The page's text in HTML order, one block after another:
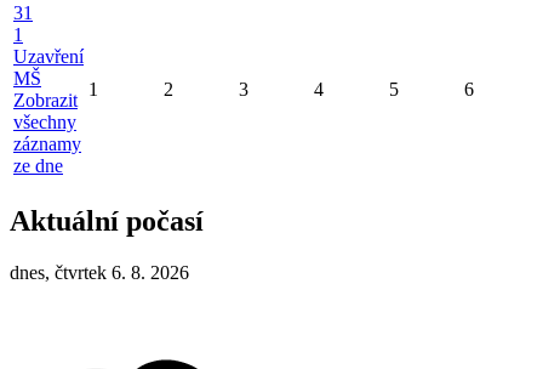
31
1
Uzavření
MŠ
Zobrazit
všechny
záznamy
ze dne
1 2 3 4 5 6
Aktuální počasí
dnes, čtvrtek 6. 8. 2026